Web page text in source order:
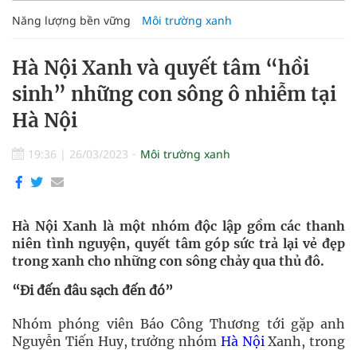
Năng lượng bền vững Môi trường xanh
Hà Nội Xanh và quyết tâm “hồi
sinh” những con sông ô nhiễm tại
Hà Nội
19:36 | 26/03/2023 Môi trường xanh
Hà Nội Xanh là một nhóm độc lập gồm các thanh
niên tình nguyện, quyết tâm góp sức trả lại vẻ đẹp
trong xanh cho những con sông chảy qua thủ đô.
“Đi đến đâu sạch đến đó”
Nhóm phóng viên Báo Công Thương tới gặp anh
Nguyễn Tiến Huy, trưởng nhóm Hà NộiXanh, trong